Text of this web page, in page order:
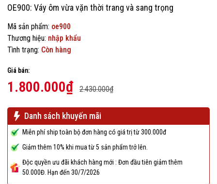
OE900: Váy ôm vừa vặn thời trang và sang trọng
Mã sản phẩm: oe900
Thương hiệu: nhập khẩu
Tình trạng: Còn hàng
Giá bán:
1.800.000₫ 2.430.000₫
Danh sách khuyến mãi
Miễn phí ship toàn bộ đơn hàng có giá trị từ 300.000đ
Giảm thêm 10% khi mua từ 5 sản phẩm trở lên.
Độc quyền ưu đãi khách hàng mới : Đơn đầu tiên giảm thêm
50.000Đ. Hạn đến 30/7/2026